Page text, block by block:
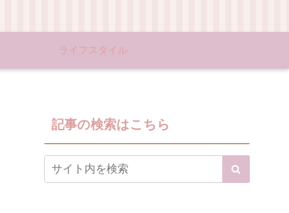
ライフスタイル
記事の検索はこちら